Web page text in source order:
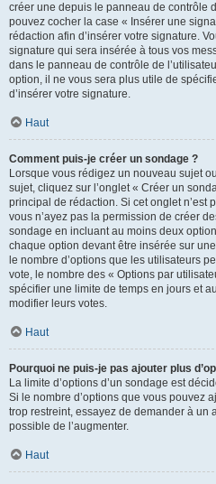
créer une depuis le panneau de contrôle
pouvez cocher la case « Insérer une
rédaction afin d’insérer votre signature.
signature qui sera insérée à tous vos
dans le panneau de contrôle de
option, il ne vous sera plus utile de
d’insérer votre signature.
Haut
Comment puis-je créer un sondage ?
Lorsque vous rédigez un nouveau sujet
sujet, cliquez sur l’onglet « Créer un
principal de rédaction. Si cet onglet n’est
vous n’ayez pas la permission de créer
sondage en incluant au moins deux
chaque option devant être insérée sur
le nombre d’options que les utilisateurs
vote, le nombre des « Options par
spécifier une limite de temps en jours et
modifier leurs votes.
Haut
Pourquoi ne puis-je pas ajouter plus
La limite d’options d’un sondage est
Si le nombre d’options que vous pouvez
trop restreint, essayez de demander à un
possible de l’augmenter.
Haut